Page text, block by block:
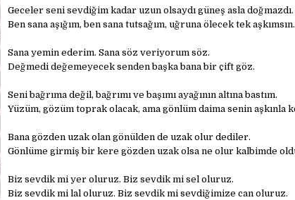
Geceler seni sevdiğim kadar uzun olsaydı güneş asla doğmazdı.
Ben sana aşığım, ben sana tutsağım, uğruna ölecek tek aşkımsın.
Sana yemin ederim. Sana söz veriyorum söz.
Değmedi değemeyecek senden başka bana bir çift göz.
Seni bağrıma değil, bağrımı ve başımı ayağının altına bastım.
Yüzüm, gözüm toprak olacak, ama gönlüm daima senin aşkınla
Bana gözden uzak olan gönülden de uzak olur dediler.
Gönlüme girmiş bir kere gözden uzak olsa ne olur kalbimde
Biz sevdik mi yer oluruz. Biz sevdik mi sel oluruz.
Biz sevdik mi lal oluruz. Biz sevdik mi sevdiğimize can oluruz.